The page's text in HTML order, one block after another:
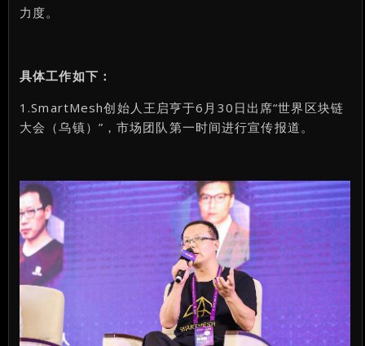
力度。
具体工作如下：
1.SmartMesh创始人王启亨于6月30日出席“世界区块链
大会（乌镇）”，市场团队第一时间进行宣传报道。